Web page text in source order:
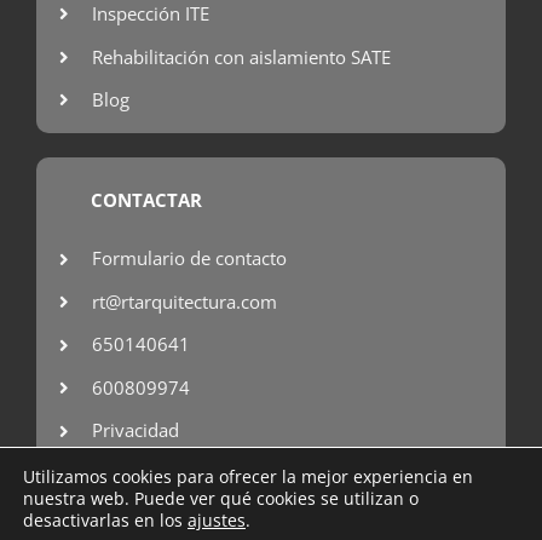
Inspección ITE
Rehabilitación con aislamiento SATE
Blog
CONTACTAR
Formulario de contacto
rt@rtarquitectura.com
650140641
600809974
Privacidad
Utilizamos cookies para ofrecer la mejor experiencia en
nuestra web. Puede ver qué cookies se utilizan o
desactivarlas en los ajustes.